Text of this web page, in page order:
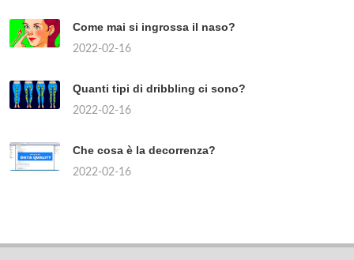
Come mai si ingrossa il naso?
2022-02-16
Quanti tipi di dribbling ci sono?
2022-02-16
Che cosa è la decorrenza?
2022-02-16